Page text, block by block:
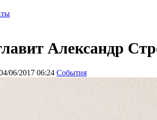
Александр
06/2017 06:24 События